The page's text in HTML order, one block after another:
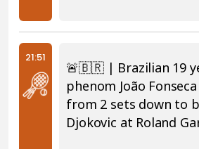
21:51
🚨🇧🇷 | Brazilian 19
phenom João
from 2 sets down to
Djokovic at Roland